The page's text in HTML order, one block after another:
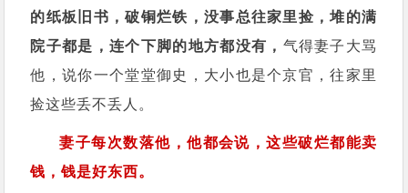
的纸板旧书，破铜烂铁，没事总往家里捡，堆的满
院子都是，连个下脚的地方都没有， 气得妻子大骂
他，说你一个堂堂御史，大小也是个京官，往家里
捡这些丢不丢人。
妻子每次数落他，他都会说，这些破烂都能卖
钱，钱是好东西。